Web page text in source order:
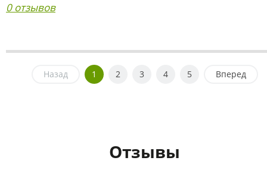
0 отзывов
Назад 1 2 3 4 5 Вперед
Отзывы